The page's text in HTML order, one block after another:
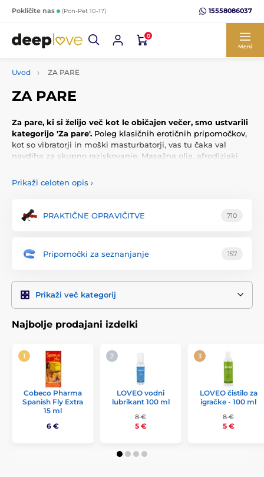
Pokličite nas (Pon-Pet 10-17) 15558086037
0
Meni
Uvod ZA PARE
ZA PARE
Za pare, ki si želijo več kot le običajen večer, smo ustvarili
kategorijo 'Za pare'. Poleg klasičnih erotičnih pripomočkov,
kot so vibratorji in moški masturbatorji, vas tu čaka val
navdiha za skupno raziskovanje. Masažna olja, afrodiziaki,
edinstveno zgodbo bližine, igrivosti in vzburjenja. Bi rada
popestrila igro na višji ravni? Preizkusita lisice, stimulativne
skupne trenutke spremeni v nepozabno doživetje.
NAŠ NAMIG:Ne iščita le klasičnih pripomočkov za spolni akt
gel ali mehka odeja? Odkrijta, kaj vaju resnično povezuje.
Prikaži celoten opis ›
PRAKTIČNE OPRAVIČITVE 710
Pripomočki za seznanjanje 157
Prikaži več kategorij
Najbolje prodajani izdelki
Cobeco Pharma
Spanish Fly Extra
15 ml
6 €
LOVEO vodni
lubrikant 100 ml
8 €
5 €
LOVEO čistilo za
igračke - 100 ml
8 €
5 €